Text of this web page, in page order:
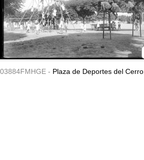
03884FMHGE - Plaza de Deportes del Cerro.